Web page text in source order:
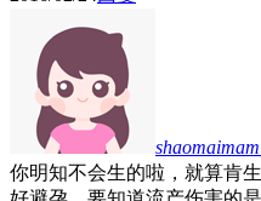
你明知不会生的啦，就算肯